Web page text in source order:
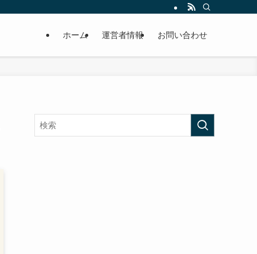
ホーム 運営者情報 お問い合わせ